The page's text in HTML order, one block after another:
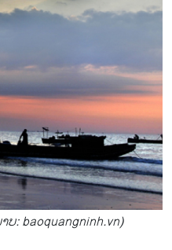
​: baoquangninh.vn)